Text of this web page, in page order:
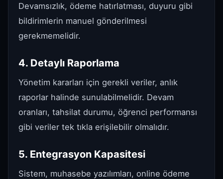
Devamsızlık, ödeme hatırlatması, duyuru gibi
bildirimlerin manuel gönderilmesi
gerekmemelidir.
4. Detaylı Raporlama
Yönetim kararları için gerekli veriler, anlık
raporlar halinde sunulabilmelidir. Devam
oranları, tahsilat durumu, öğrenci performansı
gibi veriler tek tıkla erişilebilir olmalıdır.
5. Entegrasyon Kapasitesi
Sistem, muhasebe yazılımları, online ödeme